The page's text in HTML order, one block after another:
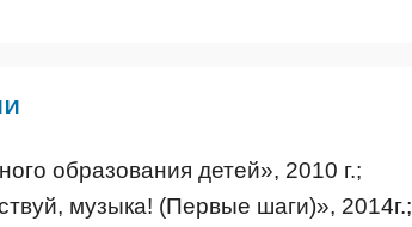
образования детей», 2010 г.;
музыка! (Первые шаги)», 2014г.;